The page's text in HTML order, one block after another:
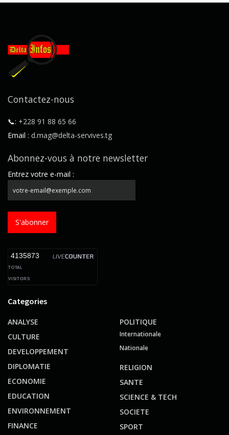
Contactez-nous
📞: +228 91 88 65 66
Email : d.mag@delta-servives.tg
Abonnez-vous à notre newsletter
Entrez votre e-mail :
S'abonner
4135873
TOTAL
VISITORS
Categories
ANALYSE
CULTURE
DEVELOPPEMENT
DIPLOMATIE
ECONOMIE
EDUCATION
ENVIRONNEMENT
FINANCE
POLITIQUE
Internationale
Nationale
RELIGION
SANTE
SCIENCE & TECH
SOCIETE
SPORT